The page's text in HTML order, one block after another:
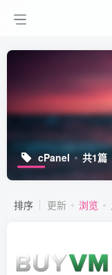
cPanel 共1篇
排序 更新 浏览